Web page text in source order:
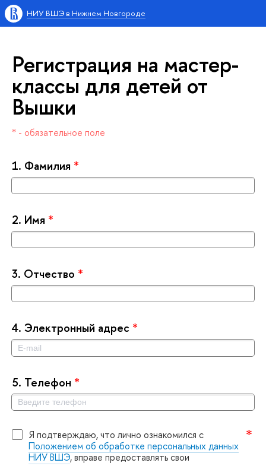
НИУ ВШЭ в Нижнем Новгороде
Регистрация на мастер-
классы для детей от
ышки
* - обязательное поле
1. Фамилия *
2. Имя *
3. Отчество *
4. Электронный адрес *
5. Телефон *
Я подтверждаю, что лично ознакомился с
Положением об обработке персональных данных
НИУ ВШЭ, вправе предоставлять свои